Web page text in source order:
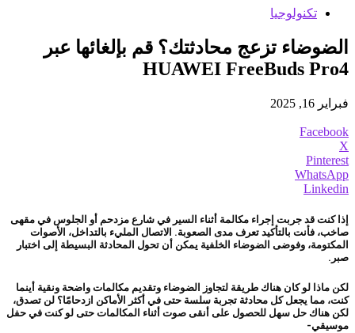
تكنولوجيا
الضوضاء تزعج محادثتك؟ قم بإلغائها عبر
HUAWEI FreeBuds Pro4
فبراير 16, 2025
Facebook
X
Pinterest
WhatsApp
Linkedin
إذا كنت قد جربت إجراء مكالمة أثناء السير في شارع مزدحم أو الجلوس في مقهى
صاخب، فأنت بالتأكيد تعرف مدى الصعوبة. الاتصال المليء بالتداخل، الأصوات
المكتومة، وفوضى الضوضاء الخلفية يمكن أن تحول المحادثة البسيطة إلى اختبار
صبر.
لكن ماذا لو كان هناك طريقة لتجاوز الضوضاء وتقديم مكالمات واضحة ونقية أينما
كنت، مما يجعل كل محادثة تجربة سلسة حتى في أكثر الأماكن ازدحامًا؟ لن تصدق،
لكن هناك حل سهل للحصول على أنقى صوت أثناء المكالمات حتى لو كنت في حفل
موسيقي-